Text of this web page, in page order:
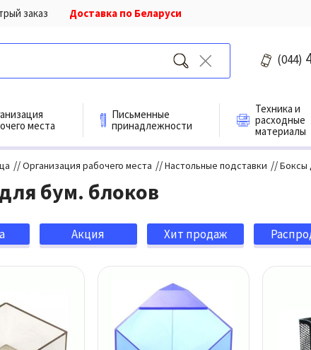
заказ Доставка по Беларуси
(044)
места
Письменные
принадлежности
Техника и
расходные
материалы
//Организация рабочего места //Настольные подставки //Боксы
бум. блоков
Акция Хит продаж